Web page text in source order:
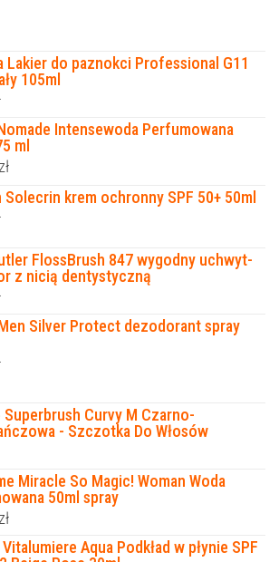
Lakier do paznokci Professional G11
105ml
Intensewoda Perfumowana
ml
zł
Solecrin krem ochronny SPF 50+ 50ml
FlossBrush 847 wygodny uchwyt-
z nicią dentystyczną
Silver Protect dezodorant spray
Superbrush Curvy M Czarno-
- Szczotka Do Włosów
Miracle So Magic! Woman Woda
50ml spray
zł
Aqua Podkład w płynie SPF